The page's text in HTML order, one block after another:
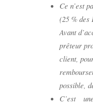
Ce n’est
(25 % des
Avant
prêteur
client,
possible,
C’est